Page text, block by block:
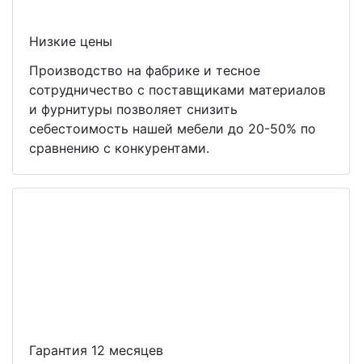
Низкие цены
Производство на фабрике и тесное
сотрудничество с поставщиками материалов
и фурнитуры позволяет снизить
себестоимость нашей мебели до 20-50% по
сравнению с конкурентами.
Гарантия 12 месяцев